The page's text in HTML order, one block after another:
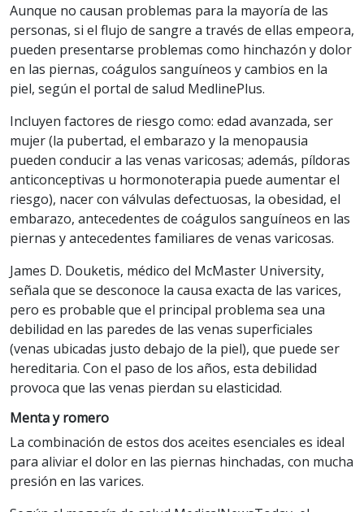
Aunque no causan problemas para la mayoría de las
personas, si el flujo de sangre a través de ellas empeora,
pueden presentarse problemas como hinchazón y dolor
en las piernas, coágulos sanguíneos y cambios en la
piel, según el portal de salud MedlinePlus.
Incluyen factores de riesgo como: edad avanzada, ser
mujer (la pubertad, el embarazo y la menopausia
pueden conducir a las venas varicosas; además, píldoras
anticonceptivas u hormonoterapia puede aumentar el
riesgo), nacer con válvulas defectuosas, la obesidad, el
embarazo, antecedentes de coágulos sanguíneos en las
piernas y antecedentes familiares de venas varicosas.
James D. Douketis, médico del McMaster University,
señala que se desconoce la causa exacta de las varices,
pero es probable que el principal problema sea una
debilidad en las paredes de las venas superficiales
(venas ubicadas justo debajo de la piel), que puede ser
hereditaria. Con el paso de los años, esta debilidad
provoca que las venas pierdan su elasticidad.
Menta y romero
La combinación de estos dos aceites esenciales es ideal
para aliviar el dolor en las piernas hinchadas, con mucha
presión en las varices.